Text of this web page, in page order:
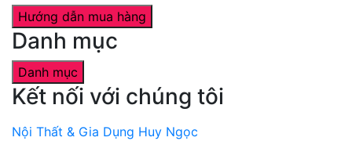
Hướng dẫn mua hàng
Danh mục
Danh mục
Kết nối với chúng tôi
Nội Thất & Gia Dụng Huy Ngọc